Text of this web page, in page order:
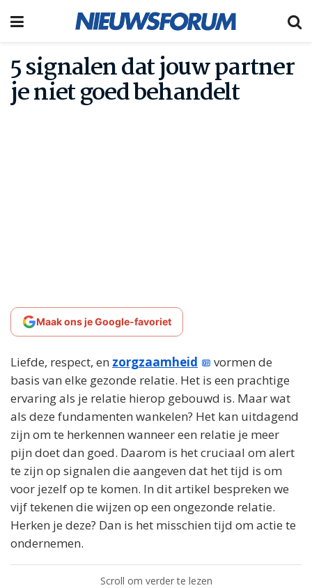
5 signalen dat jouw partner
je niet goed behandelt
Maak ons je Google-favoriet
Liefde, respect, en zorgzaamheid
vormen de
basis van elke gezonde relatie. Het is een prachtige
ervaring als je relatie hierop gebouwd is. Maar wat
als deze fundamenten wankelen? Het kan uitdagend
zijn om te herkennen wanneer een relatie je meer
pijn doet dan goed. Daarom is het cruciaal om alert
te zijn op signalen die aangeven dat het tijd is om
voor jezelf op te komen. In dit artikel bespreken we
vijf tekenen die wijzen op een ongezonde relatie.
Herken je deze? Dan is het misschien tijd om actie te
ondernemen.
Scroll om verder te lezen